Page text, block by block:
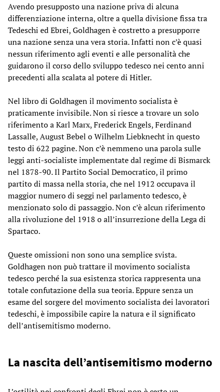
Avendo presupposto una nazione priva di alcuna
differenziazione interna, oltre a quella divisione fissa tra
Tedeschi ed Ebrei, Goldhagen è costretto a presupporre
una nazione senza una vera storia. Infatti non c’è quasi
nessun riferimento agli eventi e alle personalità che
guidarono il corso dello sviluppo tedesco nei cento anni
precedenti alla scalata al potere di Hitler.
Nel libro di Goldhagen il movimento socialista è
praticamente invisibile. Non si riesce a trovare un solo
riferimento a Karl Marx, Frederick Engels, Ferdinand
Lassalle, August Bebel o Wilhelm Liebknecht in questo
testo di 622 pagine. Non c’è nemmeno una parola sulle
leggi anti-socialiste implementate dal regime di Bismarck
nel 1878-90. Il Partito Social Democratico, il primo
partito di massa nella storia, che nel 1912 occupava il
maggior numero di seggi nel parlamento tedesco, è
menzionato solo di passaggio. Non c’è alcun riferimento
alla rivoluzione del 1918 o all’insurrezione della Lega di
Spartaco.
Queste omissioni non sono una semplice svista.
Goldhagen non può trattare il movimento socialista
tedesco perché la sua esistenza storica rappresenta una
totale confutazione della sua teoria. Eppure senza un
esame del sorgere del movimento socialista dei lavoratori
tedeschi, è impossibile capire la natura e il significato
dell’antisemitismo moderno.
La nascita dell’antisemitismo moderno